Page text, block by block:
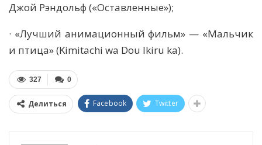
Джой Рэндольф («Оставленные»);
· «Лучший анимационный фильм» — «Мальчик
и птица» (Kimitachi wa Dou Ikiru ka).
0
327
Делиться Facebook Twitter